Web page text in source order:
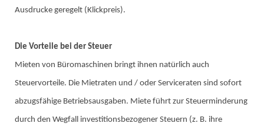
Ausdrucke geregelt (Klickpreis).
Die Vorteile bei der Steuer
Mieten von Büromaschinen bringt ihnen natürlich auch
Steuervorteile. Die Mietraten und / oder Serviceraten sind sofort
abzugsfähige Betriebsausgaben. Miete führt zur Steuerminderung
durch den Wegfall investitionsbezogener Steuern (z. B. ihre